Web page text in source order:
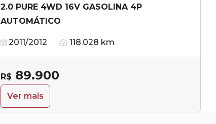
2.0 PURE 4WD 16V GASOLINA 4P
AUTOMÁTICO
2011/2012 118.028 km
R$ 89.900
Ver mais